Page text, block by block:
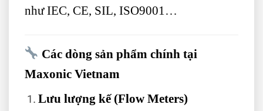
như IEC, CE, SIL, ISO9001…
Các dòng sản phẩm chính tại
Maxonic Vietnam
Lưu lượng kế (Flow Meters)